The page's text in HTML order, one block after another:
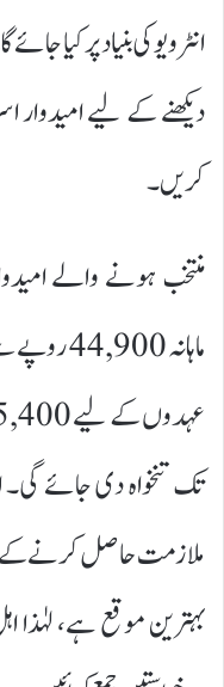
انٹرویو کی بنیاد پر کیا
دیکھنے کے لیے
کریں۔
منتخب ہونے والے
تک تنخواہ دی جائے گی۔
ملازمت حاصل کرنے کے
بہترین موقع ہے، لہٰذا